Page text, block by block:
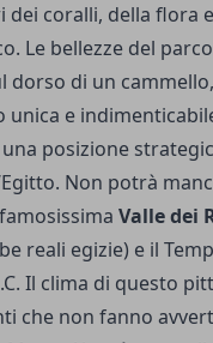
coralli, della flora
Le bellezze del
dorso di un
unica e
posizione
Non potrà
Valle dei
reali egizie) e il
Il clima di questo
che non fanno